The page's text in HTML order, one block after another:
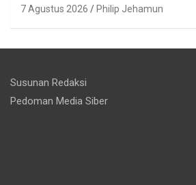
7 Agustus 2026 Philip Jehamun
Susunan Redaksi
Pedoman Media Siber